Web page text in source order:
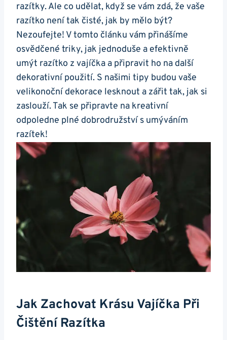
razítky. Ale co udělat, když se vám zdá, že vaše
razítko není tak čisté, jak by mělo být?
Nezoufejte! V tomto článku vám přinášíme
osvědčené triky, jak jednoduše a efektivně
umýt razítko z vajíčka a připravit ho na další
dekorativní použití. S našimi tipy budou vaše
velikonoční dekorace lesknout a zářit tak, jak si
zaslouží. Tak se připravte na kreativní
odpoledne plné dobrodružství s umýváním
razítek!
Jak Zachovat Krásu Vajíčka Při
Čištění Razítka